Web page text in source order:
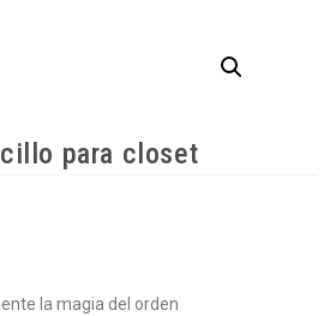
para closet
la magia del orden